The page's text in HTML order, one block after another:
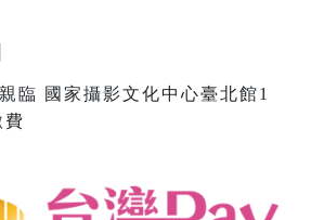
親臨 國家攝影文化中心臺北館1
費